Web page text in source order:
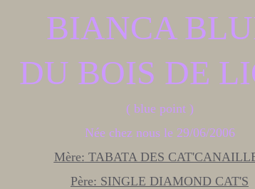
BIANCA
DU BOIS DE
( blue point )
Née chez nous le 29/06/2006
Mère: TABATA DES
Père: SINGLE DIAMOND CAT'S